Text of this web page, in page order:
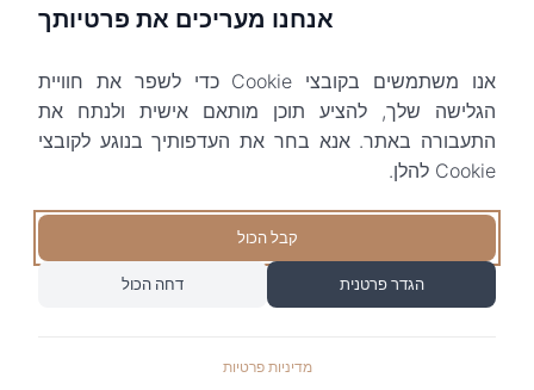
אנחנו מעריכים את פרטיותך
אנו משתמשים בקובצי Cookie כדי לשפר את חוויית
הגלישה שלך, להציע תוכן מותאם אישית ולנתח את
התעבורה באתר. אנא בחר את העדפותיך בנוגע לקובצי
Cookie להלן.
קבל הכול
הגדר פרטנית דחה הכול
מדיניות פרטיות